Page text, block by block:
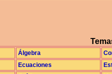
Álgebra
Ecuaciones